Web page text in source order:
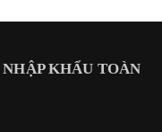
KHẨU TOÀN